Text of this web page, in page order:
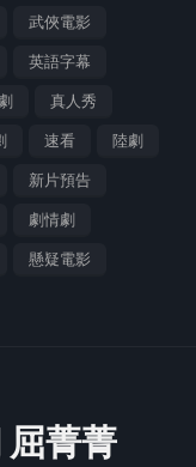
武俠電影
英語字幕
真人秀
速看 陸劇
新片預告
劇情劇
懸疑電影
屈菁菁